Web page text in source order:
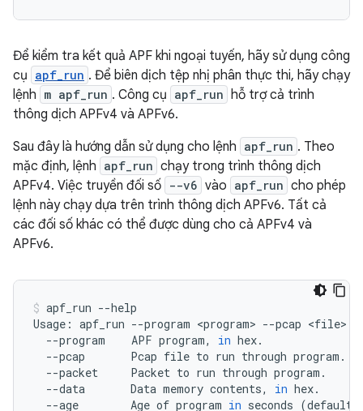
Để kiểm tra kết quả APF khi ngoại tuyến, hãy sử dụng công
cụ apf_run . Để biên dịch tệp nhị phân thực thi, hãy chạy
lệnh m apf_run . Công cụ apf_run hỗ trợ cả trình
thông dịch APFv4 và APFv6.
Sau đây là hướng dẫn sử dụng cho lệnh apf_run . Theo
mặc định, lệnh apf_run chạy trong trình thông dịch
APFv4. Việc truyền đối số --v6 vào apf_run cho phép
lệnh này chạy dựa trên trình thông dịch APFv6. Tất cả
các đối số khác có thể được dùng cho cả APFv4 và
APFv6.
apf_run --help
Usage: apf_run --program <program> --pcap <file>
--program
APF program, in
--pcap
Pcap file to run through
--packet
Packet to run through
--data
Data memory contents, in
--age
Age of program in seconds (default: